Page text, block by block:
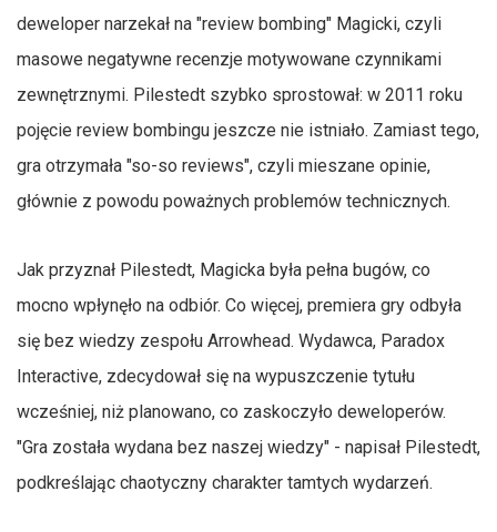
deweloper narzekał na "review bombing" Magicki, czyli
masowe negatywne recenzje motywowane czynnikami
zewnętrznymi. Pilestedt szybko sprostował: w 2011 roku
pojęcie review bombingu jeszcze nie istniało. Zamiast tego,
gra otrzymała "so-so reviews", czyli mieszane opinie,
głównie z powodu poważnych problemów technicznych.
Jak przyznał Pilestedt, Magicka była pełna bugów, co
mocno wpłynęło na odbiór. Co więcej, premiera gry odbyła
się bez wiedzy zespołu Arrowhead. Wydawca, Paradox
Interactive, zdecydował się na wypuszczenie tytułu
wcześniej, niż planowano, co zaskoczyło deweloperów.
"Gra została wydana bez naszej wiedzy" - napisał Pilestedt,
podkreślając chaotyczny charakter tamtych wydarzeń.